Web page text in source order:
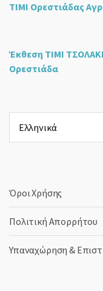
ΤΙΜΙ Ορεστιάδας
Έκθεση ΤΙΜΙ
Ορεστιάδα
μια
γλώσσα
Όροι Χρήσης
Πολιτική Απορρήτου
Υπαναχώρηση &